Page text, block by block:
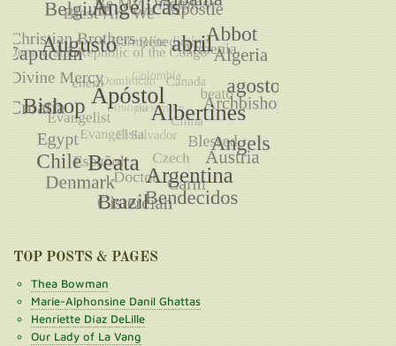
TOP POSTS & PAGES
Thea Bowman
Marie-Alphonsine Danil Ghattas
Henriette Díaz DeLille
Our Lady of La Vang